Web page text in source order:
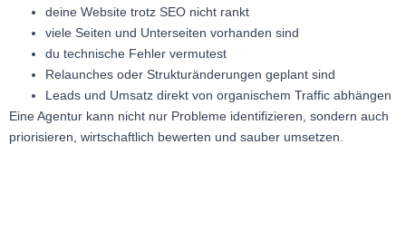
deine Website trotz SEO nicht rankt
viele Seiten und Unterseiten vorhanden sind
du technische Fehler vermutest
Relaunches oder Strukturänderungen geplant sind
Leads und Umsatz direkt von organischem Traffic abhängen
Eine Agentur kann nicht nur Probleme identifizieren, sondern auch
priorisieren, wirtschaftlich bewerten und sauber umsetzen.